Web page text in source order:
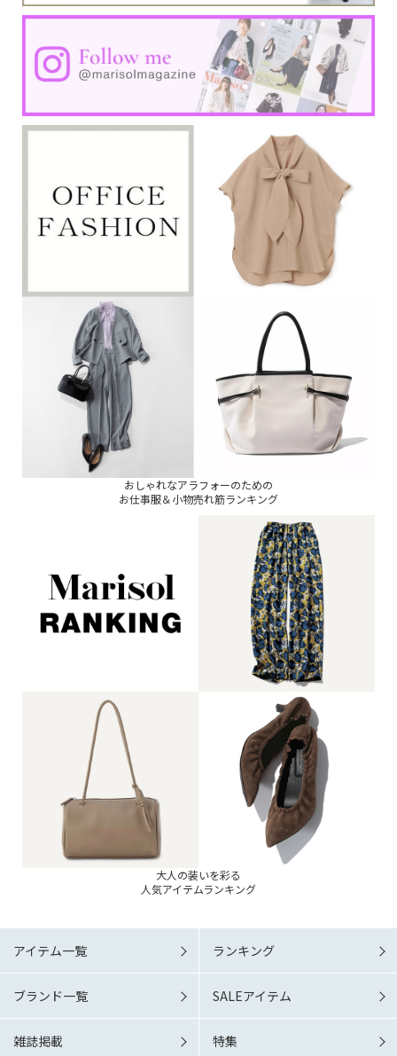
おしゃれなアラフォーのための
お仕事服＆小物売れ筋ランキング
大人の装いを彩る
人気アイテムランキング
アイテム一覧 ランキング
ブランド一覧 SALEアイテム
雑誌掲載 特集